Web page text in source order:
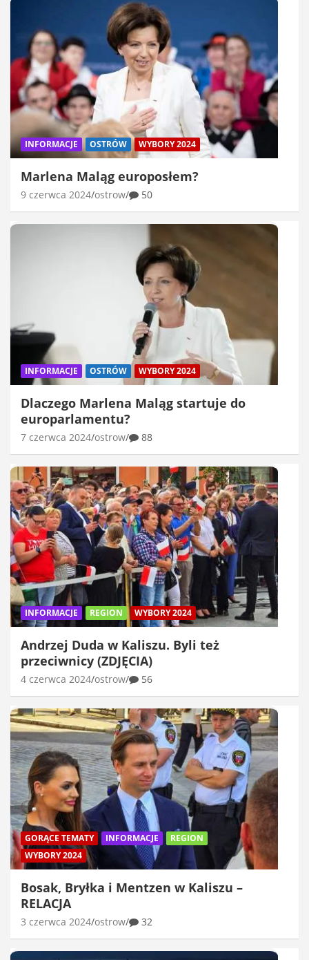
INFORMACJE OSTRÓW WYBORY 2024
Marlena Maląg europosłem?
9 czerwca 2024 ostrow 50
INFORMACJE OSTRÓW WYBORY 2024
Dlaczego Marlena Maląg startuje do
europarlamentu?
7 czerwca 2024 ostrow 88
INFORMACJE REGION WYBORY 2024
Andrzej Duda w Kaliszu. Byli też
przeciwnicy (ZDJĘCIA)
4 czerwca 2024 ostrow 56
GORĄCE TEMATY INFORMACJE
REGION
WYBORY 2024
Bosak, Bryłka i Mentzen w Kaliszu –
RELACJA
3 czerwca 2024 ostrow 32